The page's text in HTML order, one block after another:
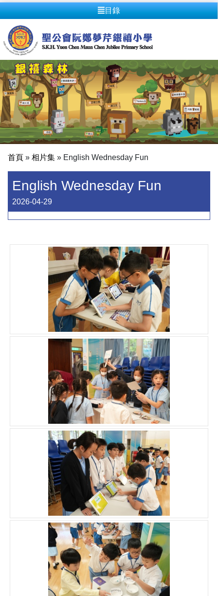
目錄
首頁 » 相片集 » English Wednesday Fun
English Wednesday Fun
2026-04-29